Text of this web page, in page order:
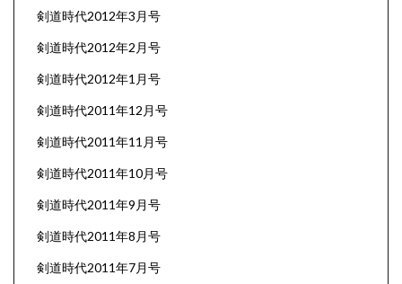
剣道時代2012年3月号
剣道時代2012年2月号
剣道時代2012年1月号
剣道時代2011年12月号
剣道時代2011年11月号
剣道時代2011年10月号
剣道時代2011年9月号
剣道時代2011年8月号
剣道時代2011年7月号